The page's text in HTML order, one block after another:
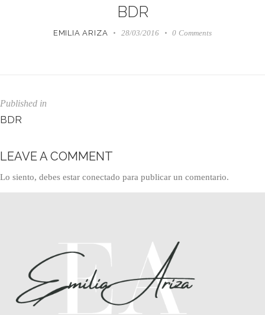
BDR
EMILIA ARIZA 28/03/2016 0 Comments
Published in
BDR
LEAVE A COMMENT
Lo siento, debes estar conectado para publicar un comentario.